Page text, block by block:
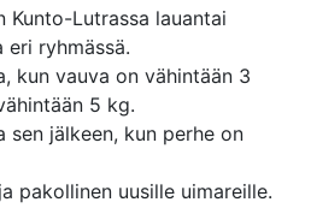
Kunto-Lutrassa lauantai
eri ryhmässä.
kun vauva on vähintään 3
5 kg.
sen jälkeen, kun perhe on
pakollinen uusille uimareille.